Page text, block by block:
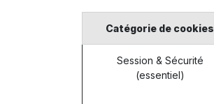
Catégorie de cookies
Session & Sécurité
(essentiel)